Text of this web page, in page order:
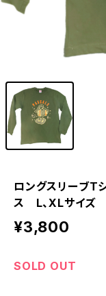
ロングスリーブ
ス L、XLサイズ
¥3,800
SOLD OUT